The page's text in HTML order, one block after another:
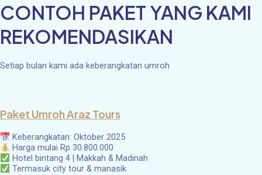
CONTOH PAKET YANG KAMI
REKOMENDASIKAN
Setiap bulan kami ada keberangkatan umroh
Paket Umroh Araz Tours
Keberangkatan: Oktober 2025
Harga mulai Rp 30.800.000
Hotel bintang 4 | Makkah & Madinah
Termasuk city tour & manasik